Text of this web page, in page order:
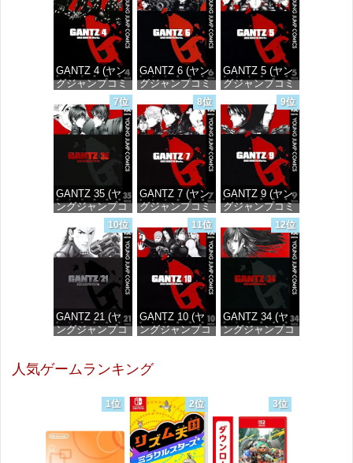
GANTZ 4 (ヤン
グジャンプコミ
ックスDIGITAL)
価格：¥100
GANTZ 6 (ヤン
グジャンプコミ
ックスDIGITAL)
価格：¥100
GANTZ 5 (ヤン
グジャンプコミ
ックスDIGITAL)
価格：¥100
7位
GANTZ 35 (ヤ
ングジャンプコ
DIGITAL)
価格：¥100
8位
GANTZ 7 (ヤン
グジャンプコミ
ックスDIGITAL)
価格：¥100
9位
GANTZ 9 (ヤン
グジャンプコミ
ックスDIGITAL)
価格：¥100
10位
GANTZ 21 (ヤ
ングジャンプコ
11位
GANTZ 10 (ヤ
ングジャンプコ
12位
GANTZ 34 (ヤ
ングジャンプコ
人気ゲームランキング
1位 2位 3位